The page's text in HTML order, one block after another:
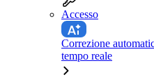
Accesso
Correzione
tempo reale